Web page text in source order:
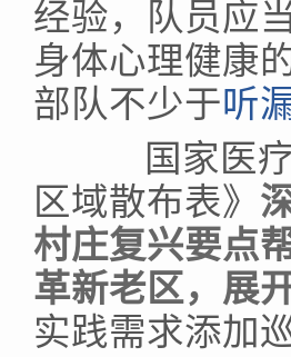
经验，队员应
身体心理健康
部队不少于听
国家医疗
区域散布表》
村庄复兴要点
革新老区，展
实践需求添加